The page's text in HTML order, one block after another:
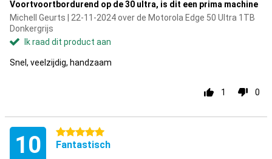
Voortvoortbordurend op de 30 ultra, is dit een prima machine
Michell Geurts | 22-11-2024 over de Motorola Edge 50 Ultra 1TB
Donkergrijs
Ik raad dit product aan
Snel, veelzijdig, handzaam
1 0
10 5 sterren
Fantastisch